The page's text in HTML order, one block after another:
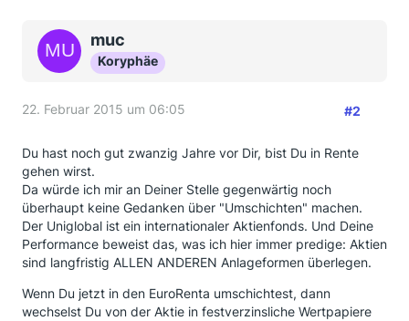
muc
Koryphäe
22. Februar 2015 um 06:05 #2
Du hast noch gut zwanzig Jahre vor Dir, bist Du in Rente
gehen wirst.
Da würde ich mir an Deiner Stelle gegenwärtig noch
überhaupt keine Gedanken über "Umschichten" machen.
Der Uniglobal ist ein internationaler Aktienfonds. Und Deine
Performance beweist das, was ich hier immer predige: Aktien
sind langfristig ALLEN ANDEREN Anlageformen überlegen.
Wenn Du jetzt in den EuroRenta umschichtest, dann
wechselst Du von der Aktie in festverzinsliche Wertpapiere